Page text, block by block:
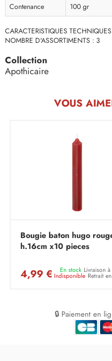
Contenance 100 gr
CARACTERISTIQUES
NOMBRE D'ASSORTIMENTS : 3
Collection
Apothicaire
VOUS
Bougie baton hugo
h.16cm x10 pieces
4,99 € En stock Livraison
Indisponible Retrait
🔒 Paiement en